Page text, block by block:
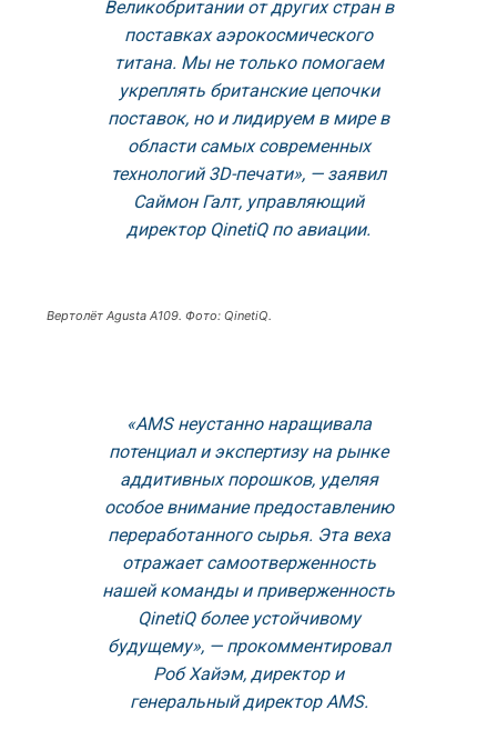
Великобритании от других стран в
поставках аэрокосмического
титана. Мы не только помогаем
укреплять британские цепочки
поставок, но и лидируем в мире в
области самых современных
технологий 3D-печати», — заявил
Саймон Галт, управляющий
директор QinetiQ по авиации.
Вертолёт Agusta A109. Фото: QinetiQ.
«AMS неустанно наращивала
потенциал и экспертизу на рынке
аддитивных порошков, уделяя
особое внимание предоставлению
переработанного сырья. Эта веха
отражает самоотверженность
нашей команды и приверженность
QinetiQ более устойчивому
будущему», — прокомментировал
Роб Хайэм, директор и
генеральный директор AMS.